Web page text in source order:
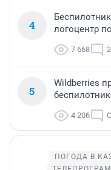
4
логоцентр
7 668 2
5
Wildberries
4 206
ПОГОДА В